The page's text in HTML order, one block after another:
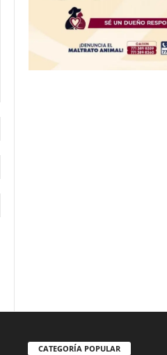
CATEGORÍA POPULAR